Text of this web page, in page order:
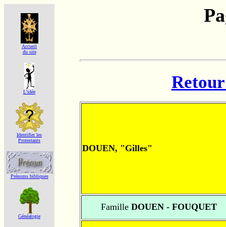
Accueil
du site
L'idée
Identifier les
Protestants
Prénoms bibliques
Généalogie
DOUEN, "Gilles"
FamilleDOUEN - FOUQUET